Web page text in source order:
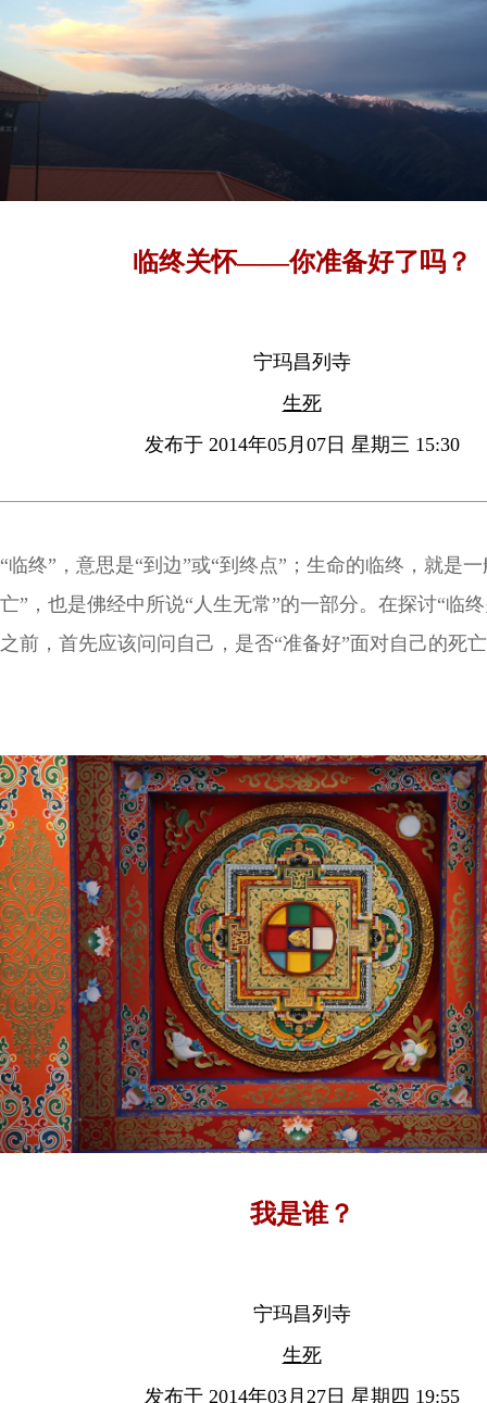
临终关怀——你准备好了吗？
宁玛昌列寺
生死
发布于 2014年05月07日 星期三 15:30
“临终”，意思是“到边”或“到终点”；生命的临终，就是
亡”，也是佛经中所说“人生无常”的一部分。在探讨“临
之前，首先应该问问自己，是否“准备好”面对自己的死
我是谁？
宁玛昌列寺
生死
发布于 2014年03月27日 星期四 19:55